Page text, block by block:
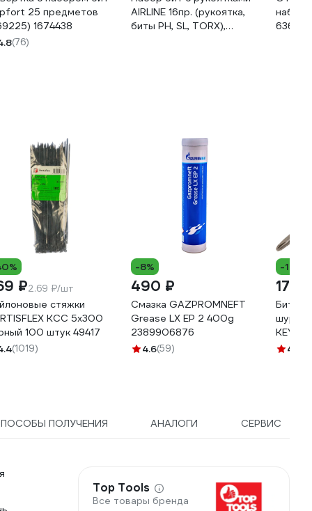
25 предметов
1674438
(76)
AIRLINE 16пр. (рукоятка,
биты PH, SL, TORX),
636120
₽2.69 ₽/шт
стяжки
КСС 5х300
100 штук 49417
(1019)
-8%
490 ₽
Смазка GAZPROMNEFT
Grease LX EP 2 400g
2389906876
4.6(59)
-17%
177 ₽
Бита
4.5
ПОЛУЧЕНИЯ АНАЛОГИ СЕРВИС
Top Tools
Все товары бренда